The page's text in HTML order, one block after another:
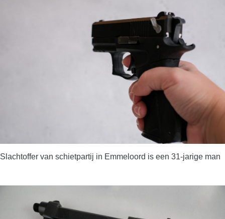
Slachtoffer van schietpartij in Emmeloord is een 31-jarige man